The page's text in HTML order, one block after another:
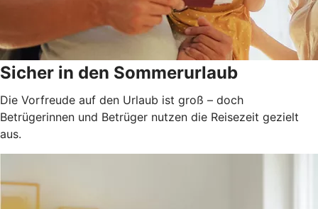
Sicher in den Sommerurlaub
Die Vorfreude auf den Urlaub ist groß – doch
Betrügerinnen und Betrüger nutzen die Reisezeit gezielt
aus.